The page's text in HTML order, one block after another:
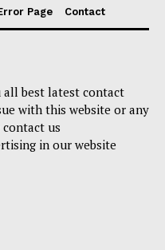
Page Contact
all best latest contact
with this website or any
us
in our website